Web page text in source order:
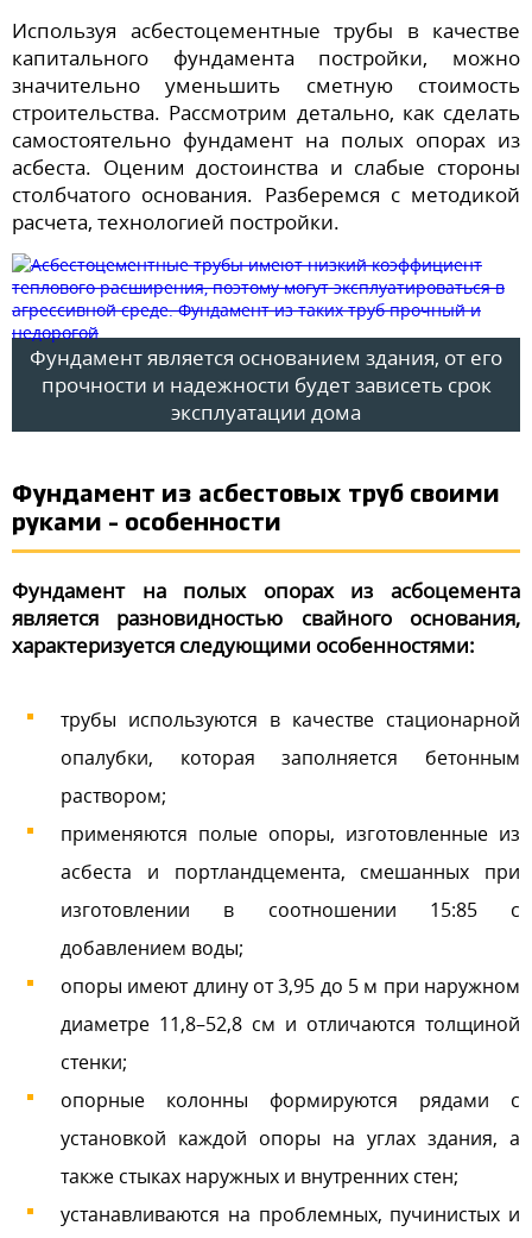
Используя асбестоцементные трубы в качестве
капитального фундамента постройки, можно
значительно уменьшить сметную стоимость
строительства. Рассмотрим детально, как сделать
самостоятельно фундамент на полых опорах из
асбеста. Оценим достоинства и слабые стороны
столбчатого основания. Разберемся с методикой
расчета, технологией постройки.
Фундамент является основанием здания, от его
прочности и надежности будет зависеть срок
эксплуатации дома
Фундамент из асбестовых труб своими
руками – особенности
Фундамент на полых опорах из асбоцемента
является разновидностью свайного основания,
характеризуется следующими особенностями:
трубы используются в качестве стационарной
опалубки, которая заполняется бетонным
раствором;
применяются полые опоры, изготовленные из
асбеста и портландцемента, смешанных при
изготовлении в соотношении 15:85 с
добавлением воды;
опоры имеют длину от 3,95 до 5 м при наружном
диаметре 11,8–52,8 см и отличаются толщиной
стенки;
опорные колонны формируются рядами с
установкой каждой опоры на углах здания, а
также стыках наружных и внутренних стен;
устанавливаются на проблемных, пучинистых и